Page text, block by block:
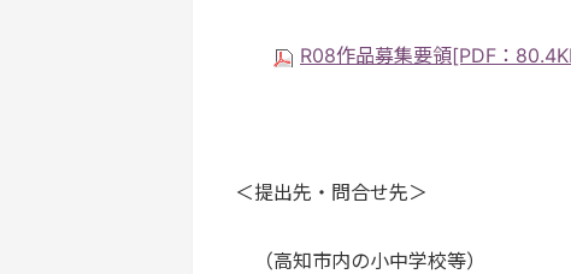
R08作品募集要領[PDF：
＜提出先・問合せ先＞
（高知市内の小中学校等）